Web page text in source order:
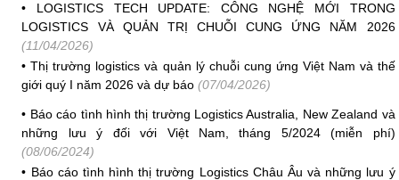
• LOGISTICS TECH UPDATE: CÔNG NGHỆ MỚI TRONG
LOGISTICS VÀ QUẢN TRỊ CHUỖI CUNG ỨNG NĂM 2026
(11/04/2026)
•Thị trường logistics và quản lý chuỗi cung ứng Việt Nam và thế
giới quý I năm 2026 và dự báo (07/04/2026)
• Báo cáo tình hình thị trường Logistics Australia, New Zealand và
những lưu ý đối với Việt Nam, tháng 5/2024 (miễn phí)
(08/06/2024)
• Báo cáo tình hình thị trường Logistics Châu Âu và những lưu ý